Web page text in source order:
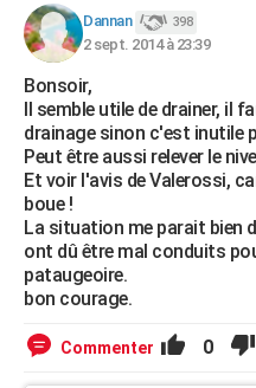
Dannan 398
2 sept. 2014 à 23:39
Bonsoir,
Il semble utile de drainer, il
drainage sinon c'est inutile
Peut être aussi relever le
Et voir l'avis de Valerossi,
boue !
La situation me parait bien
ont dû être mal conduits
pataugeoire.
bon courage.
Commenter 0